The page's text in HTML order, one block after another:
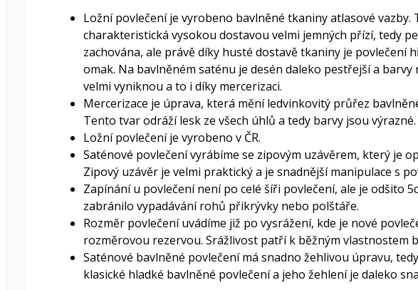
Ložní povlečení je vyrobeno bavlněné tkaniny atlasové vazby.
charakteristická vysokou dostavou velmi jemných přízí, tedy
zachována, ale právě díky husté dostavě tkaniny je povlečení
omak. Na bavlněném saténu je desén daleko pestřejší a
velmi vyniknou a to i díky mercerizaci.
Mercerizace je úprava, která mění ledvinkovitý průřez
Tento tvar odráží lesk ze všech úhlů a tedy barvy jsou výrazné.
Ložní povlečení je vyrobeno v ČR.
Saténové povlečení vyrábíme se zipovým uzávěrem, který je
Zipový uzávěr je velmi praktický a je snadnější manipulace s
Zapínání u povlečení není po celé šíři povlečení, ale je odšito
zabránilo vypadávání rohů přikrývky nebo polštáře.
Rozměr povlečení uvádíme již po vysrážení, kde je nové
rozměrovou rezervou. Srážlivost patří k běžným vlastnostem
Saténové bavlněné povlečení má snadno žehlivou úpravu,
klasické hladké bavlněné povlečení a jeho žehlení je daleko